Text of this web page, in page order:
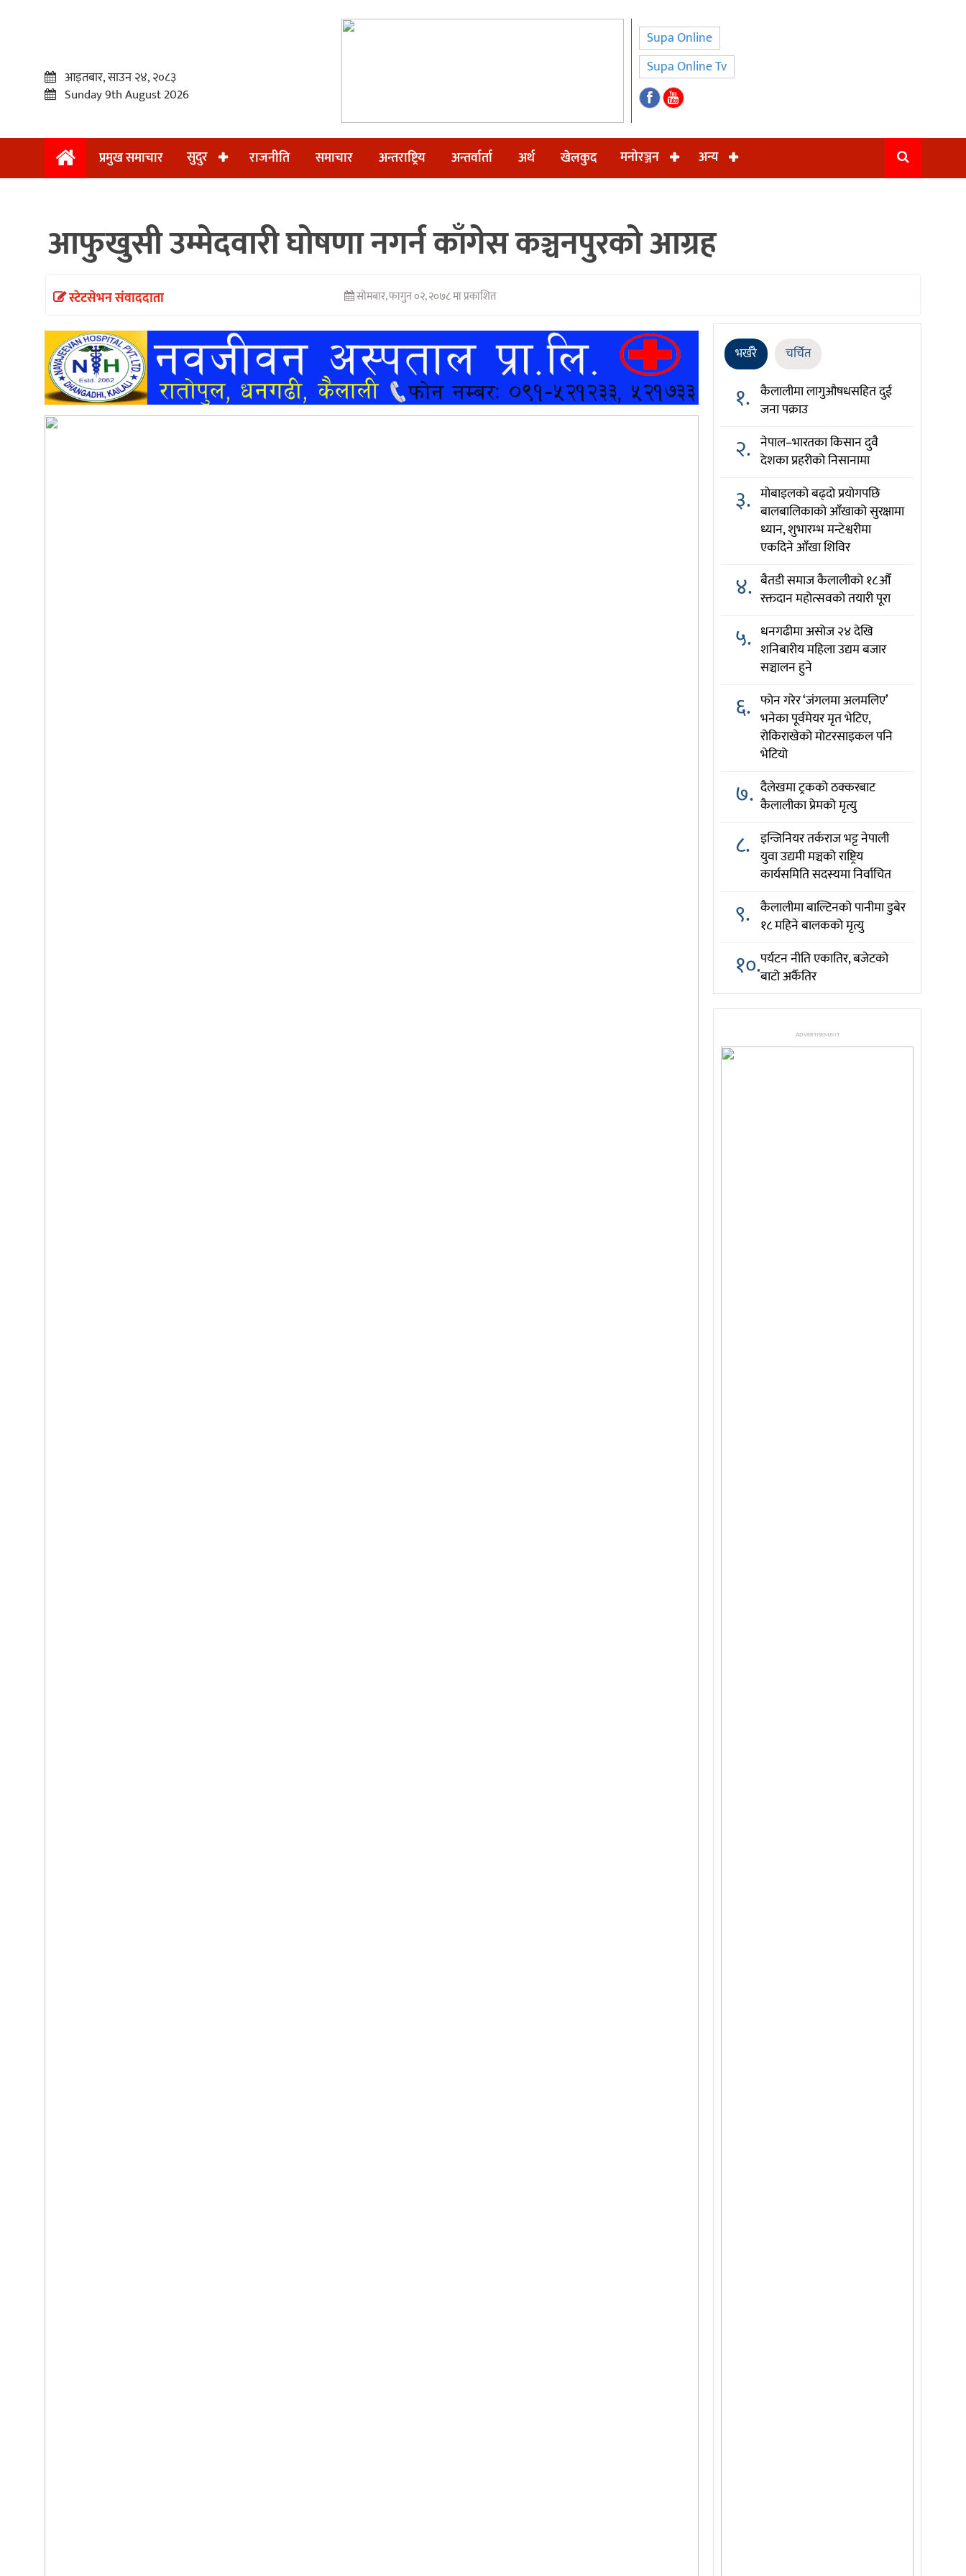
प्रमुख
समाचार
अन्तर्वार्ता
खेलकुद
आइतबार, साउन २४, २०८३
Sunday 9th August 2026
Supa Online
Supa Online Tv
प्रमुख समाचार सुदुर राजनीति समाचार अन्तराष्ट्रिय अन्तर्वार्ता अर्थ खेलकुद मनोरञ्जन अन्य
आफुखुसी उम्मेदवारी घोषणा नगर्न काँगेस कञ्चनपुरको आग्रह
स्टेटसेभन संवाददाता सोमबार, फागुन ०२, २०७८ मा प्रकाशित
भर्खरै चर्चित
१. कैलालीमा लागुऔषधसहित दुई
जना पक्राउ
२. नेपाल–भारतका किसान दुवै
देशका प्रहरीको निसानामा
३. मोबाइलको बढ्दो प्रयोगपछि
बालबालिकाको आँखाको सुरक्षामा
ध्यान, शुभारम्भ मन्टेश्वरीमा
एकदिने आँखा शिविर
४. बैतडी समाज कैलालीको १८औँ
रक्तदान महोत्सवको तयारी पूरा
५. धनगढीमा असोज २४ देखि
शनिबारीय महिला उद्यम बजार
सञ्चालन हुने
६. फोन गरेर ‘जंगलमा अलमलिए’
भनेका पूर्वमेयर मृत भेटिए,
रोकिराखेको मोटरसाइकल पनि
भेटियो
७. दैलेखमा ट्रकको ठक्करबाट
कैलालीका प्रेमको मृत्यु
८. इन्जिनियर तर्कराज भट्ट नेपाली
युवा उद्यमी मञ्चको राष्ट्रिय
कार्यसमिति सदस्यमा निर्वाचित
९. कैलालीमा बाल्टिनको पानीमा डुबेर
१८ महिने बालकको मृत्यु
१०.पर्यटन नीति एकातिर, बजेटको
बाटो अर्कैतिर
ADVERTISEMENT